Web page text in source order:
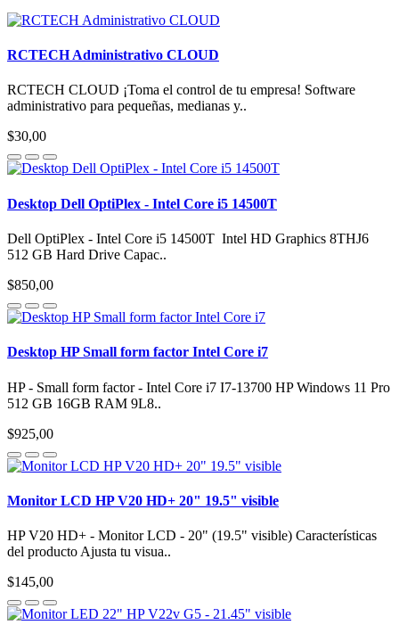
RCTECH Administrativo CLOUD
RCTECH CLOUD ¡Toma el control de tu empresa! Software
administrativo para pequeñas, medianas y..
$30,00
Desktop Dell OptiPlex - Intel Core i5 14500T
Dell OptiPlex - Intel Core i5 14500T Intel HD Graphics 8THJ6
512 GB Hard Drive Capac..
$850,00
Desktop HP Small form factor Intel Core i7
HP - Small form factor - Intel Core i7 I7-13700 HP Windows 11 Pro
512 GB 16GB RAM 9L8..
$925,00
Monitor LCD HP V20 HD+ 20" 19.5" visible
HP V20 HD+ - Monitor LCD - 20" (19.5" visible) Características
del producto Ajusta tu visua..
$145,00